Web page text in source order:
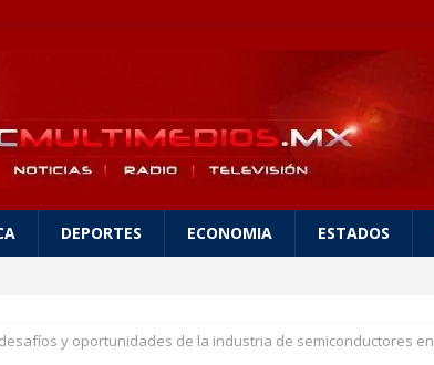
DEPORTES ECONOMIA ESTADOS
y oportunidades de la industria de semiconductores en